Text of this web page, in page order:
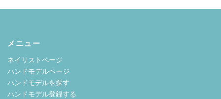
メニュー
ネイリストページ
ハンドモデルページ
ハンドモデルを探す
ハンドモデル登録する